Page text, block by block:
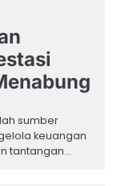
sumber
keuangan
tantangan…